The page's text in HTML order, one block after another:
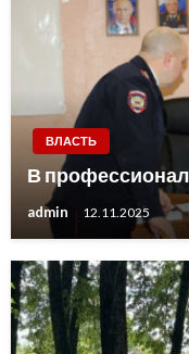
ВЛАСТЬ
В
admin 12.11.2025